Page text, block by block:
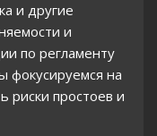
и другие
и
по регламенту
фокусируемся на
риски простоев и